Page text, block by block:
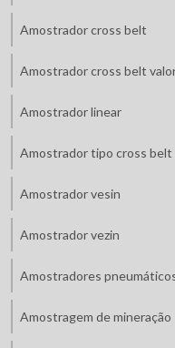
Amostrador cross belt
Amostrador cross belt
Amostrador linear
Amostrador tipo cross belt
Amostrador vesin
Amostrador vezin
Amostradores
Amostragem de mineração